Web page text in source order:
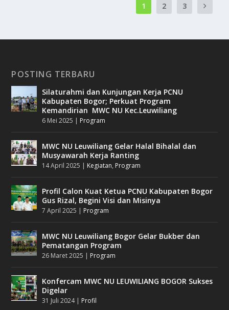
1 2 3
POSTING TERBARU
Silaturahmi dan Kunjungan Kerja PCNU
Kabupaten Bogor; Perkuat Program
Kemandirian MWC NU Kec.Leuwiliang
6 Mei 2025 | Program
MWC NU Leuwiliang Gelar Halal Bihalal dan
Musyawarah Kerja Ranting
14 April 2025 | Kegiatan, Program
Profil Calon Kuat Ketua PCNU Kabupaten Bogor
Gus Rizal, Begini Visi dan Misinya
7 April 2025 | Program
MWC NU Leuwiliang Bogor Gelar Bukber dan
Pematangan Program
26 Maret 2025 | Program
Konfercam MWC NU LEUWILIANG BOGOR Sukses
Digelar
31 Juli 2024| Profil